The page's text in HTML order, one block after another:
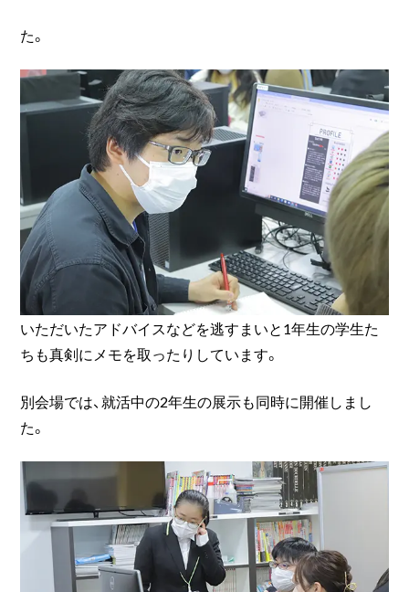
た。
いただいたアドバイスなどを逃すまいと1年生の学生た
ちも真剣にメモを取ったりしています。
別会場では、就活中の2年生の展示も同時に開催しまし
た。